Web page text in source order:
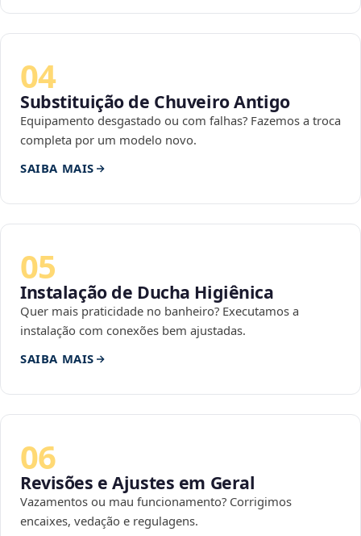
04
Substituição de Chuveiro Antigo
Equipamento desgastado ou com falhas? Fazemos a troca
completa por um modelo novo.
SAIBA MAIS
05
Instalação de Ducha Higiênica
Quer mais praticidade no banheiro? Executamos a
instalação com conexões bem ajustadas.
SAIBA MAIS
06
Revisões e Ajustes em Geral
Vazamentos ou mau funcionamento? Corrigimos
encaixes, vedação e regulagens.